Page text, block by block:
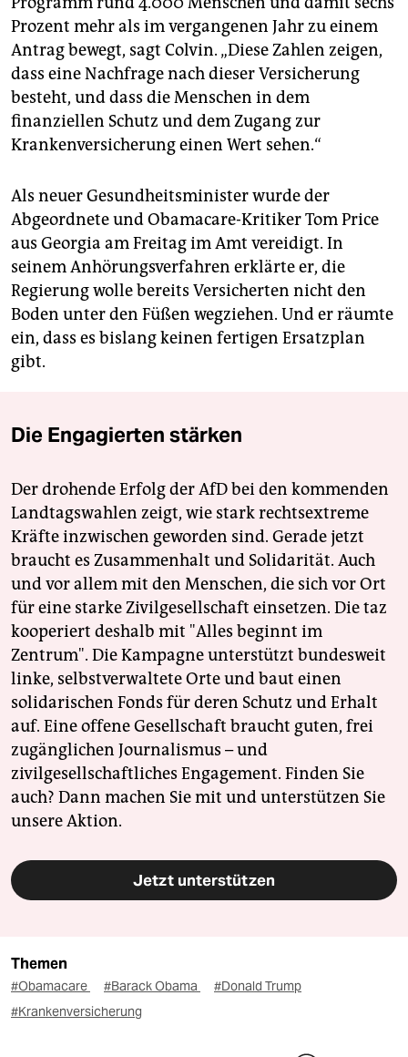
Prozent mehr als im vergangenen Jahr zu einem
Antrag bewegt, sagt Colvin. „Diese Zahlen zeigen,
dass eine Nachfrage nach dieser Versicherung
besteht, und dass die Menschen in dem
finanziellen Schutz und dem Zugang zur
Krankenversicherung einen Wert sehen.“
Als neuer Gesundheitsminister wurde der
Abgeordnete und Obamacare-Kritiker Tom Price
aus Georgia am Freitag im Amt vereidigt. In
seinem Anhörungsverfahren erklärte er, die
Regierung wolle bereits Versicherten nicht den
Boden unter den Füßen wegziehen. Und er räumte
ein, dass es bislang keinen fertigen Ersatzplan
gibt.
Die Engagierten stärken
Der drohende Erfolg der AfD bei den kommenden
Landtagswahlen zeigt, wie stark rechtsextreme
Kräfte inzwischen geworden sind. Gerade jetzt
braucht es Zusammenhalt und Solidarität. Auch
und vor allem mit den Menschen, die sich vor Ort
für eine starke Zivilgesellschaft einsetzen. Die taz
kooperiert deshalb mit "Alles beginnt im
Zentrum". Die Kampagne unterstützt bundesweit
linke, selbstverwaltete Orte und baut einen
solidarischen Fonds für deren Schutz und Erhalt
auf. Eine offene Gesellschaft braucht guten, frei
zugänglichen Journalismus – und
zivilgesellschaftliches Engagement. Finden Sie
auch? Dann machen Sie mit und unterstützen Sie
unsere Aktion.
Jetzt unterstützen
Themen
#Obamacare #Barack Obama
#Donald Trump
#Krankenversicherung